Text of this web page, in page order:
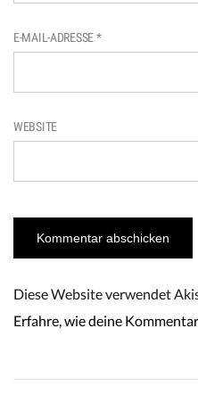
E-MAIL-ADRESSE*
WEBSITE
Diese Website verwendet
Erfahre, wie deine